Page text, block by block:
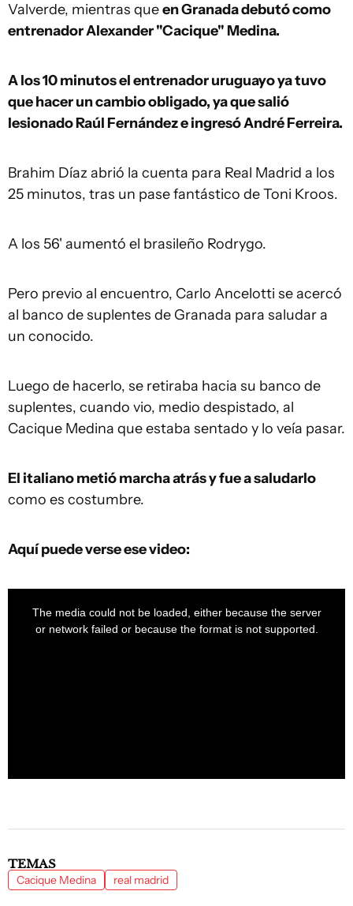
Valverde, mientras queen Granada debutó como
entrenador Alexander "Cacique" Medina.
A los 10 minutos el entrenador uruguayo ya tuvo
que hacer un cambio obligado, ya que salió
lesionado Raúl Fernández e ingresó André Ferreira.
Brahim Díaz abrió la cuenta para Real Madrid a los
25 minutos, tras un pase fantástico de Toni Kroos.
A los 56' aumentó el brasileño Rodrygo.
Pero previo al encuentro, Carlo Ancelotti se acercó
al banco de suplentes de Granada para saludar a
un conocido.
Luego de hacerlo, se retiraba hacia su banco de
suplentes, cuando vio, medio despistado, al
Cacique Medina que estaba sentado y lo veía pasar.
El italiano metió marcha atrás y fue a saludarlo
como es costumbre.
Aquí puede verse ese video:
The media could not be loaded, either because the server
or network failed or because the format is not supported.
TEMAS
Cacique Medina real madrid